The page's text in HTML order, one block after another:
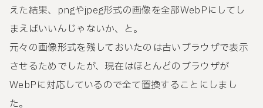
えた結果、pngやjpeg形式の画像を全部WebPにしてし
まえばいいんじゃないか、と。
元々の画像形式を残しておいたのは古いブラウザで表示
させるためでしたが、現在はほとんどのブラウザが
WebPに対応しているので全て置換することにしまし
た。